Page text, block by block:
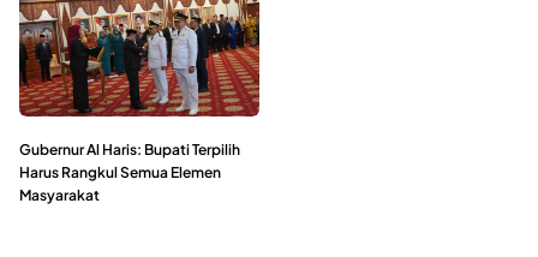
Gubernur Al Haris: Bupati Terpilih
Harus Rangkul Semua Elemen
Masyarakat